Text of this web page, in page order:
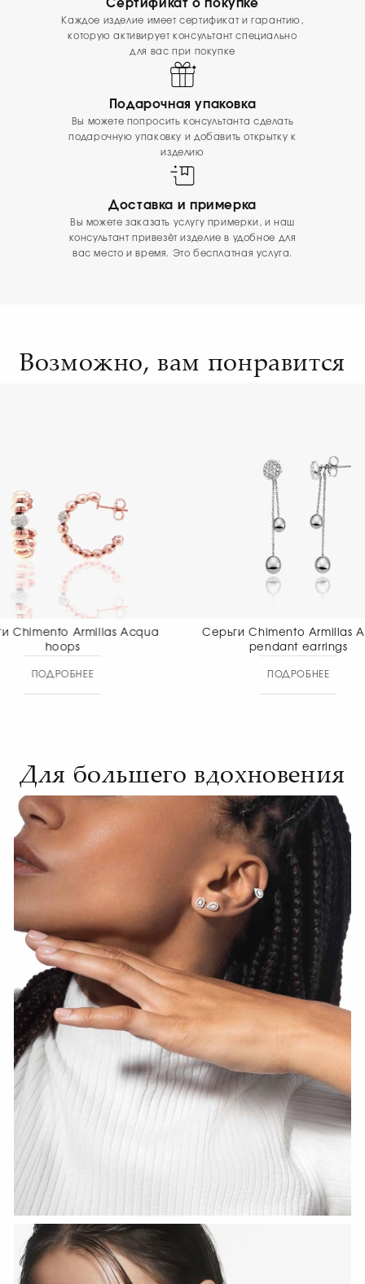
Сертификат о покупке
Каждое изделие имеет сертификат и гарантию,
которую активирует консультант специально
для вас при покупке
Подарочная упаковка
Вы можете попросить консультанта сделать
подарочную упаковку и добавить открытку к
изделию
Доставка и примерка
Вы можете заказать услугу примерки, и наш
консультант привезёт изделие в удобное для
вас место и время. Это бесплатная услуга.
Возможно, вам понравится
Серьги Chimento Armillas Acqua
Серьги
Для большего вдохновения
СМОТРЕТЬ СЕЙЧАС